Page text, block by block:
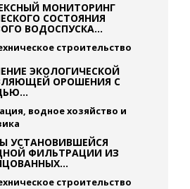
МОНИТОРИНГ
СОСТОЯНИЯ
ВОДОСПУСКА...
строительство
ЭКОЛОГИЧЕСКОЙ
ОРОШЕНИЯ С
водное хозяйство и
УСТАНОВИВШЕЙСЯ
ФИЛЬТРАЦИИ ИЗ
строительство